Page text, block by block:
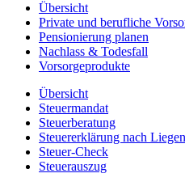
Übersicht
Private und berufliche
Pensionierung planen
Nachlass & Todesfall
Vorsorgeprodukte
Übersicht
Steuermandat
Steuerberatung
Steuererklärung nach
Steuer-Check
Steuerauszug